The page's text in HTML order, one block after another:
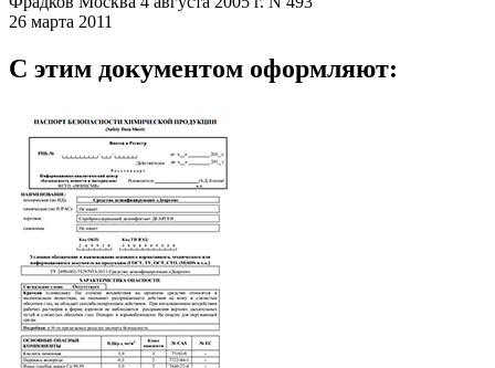
26 марта 2011
С этим документом оформляют: